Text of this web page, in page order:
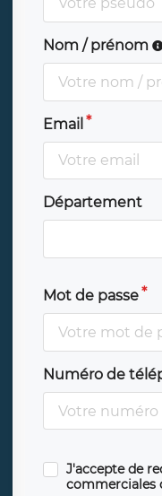
Nom / prénom
Email
Département
Mot de passe
Numéro de
J'accepte de
commerciales